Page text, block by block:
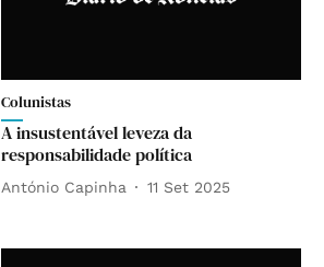
Colunistas
A insustentável leveza da
responsabilidade política
António Capinha 11 Set 2025